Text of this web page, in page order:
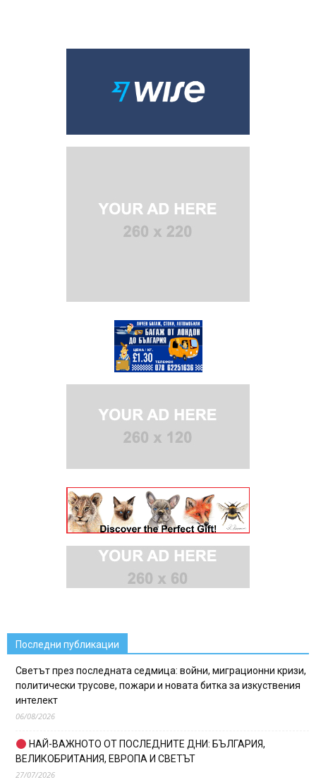
Последни публикации
Светът през последната седмица: войни, миграционни кризи,
политически трусове, пожари и новата битка за изкуствения
интелект
06/08/2026
НАЙ-ВАЖНОТО ОТ ПОСЛЕДНИТЕ ДНИ: БЪЛГАРИЯ,
ВЕЛИКОБРИТАНИЯ, ЕВРОПА И СВЕТЪТ
27/07/2026